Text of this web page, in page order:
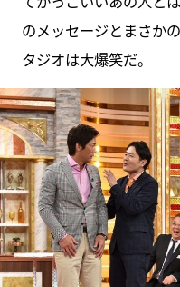
のメッセージとまさか
タジオは大爆笑だ。